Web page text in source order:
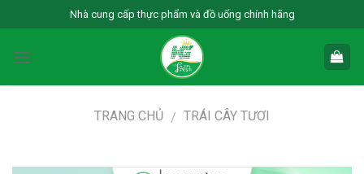
to
content
Nhà cung cấp thực phẩm và đồ uống chính hãng
TRANG CHỦ / TRÁI CÂY TƯƠI